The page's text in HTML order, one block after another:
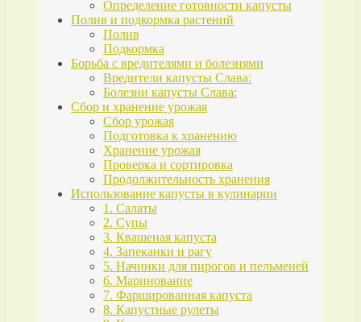
Определение готовности капусты
Полив и подкормка растений
Полив
Подкормка
Борьба с вредителями и болезнями
Вредители капусты Слава:
Болезни капусты Слава:
Сбор и хранение урожая
Сбор урожая
Подготовка к хранению
Хранение урожая
Проверка и сортировка
Продолжительность хранения
Использование капусты в кулинарии
1. Салаты
2. Супы
3. Квашеная капуста
4. Запеканки и рагу
5. Начинки для пирогов и пельменей
6. Маринование
7. Фаршированная капуста
8. Капустные рулеты